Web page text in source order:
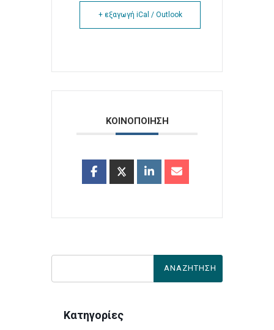
+ εξαγωγή iCal / Outlook
ΚΟΙΝΟΠΟΙΗΣΗ
Κατηγορίες